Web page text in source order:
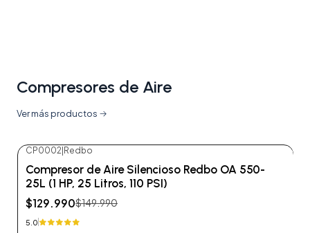
Compresores de Aire
Ver más productos
CP0002|Redbo
Compresor de Aire Silencioso Redbo OA 550-
25L (1 HP, 25 Litros, 110 PSI)
$129.990$149.990
5.0